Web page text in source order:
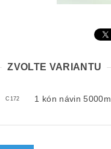
ZVOLTE VARIANTU
C172 1 kón návin 5000m